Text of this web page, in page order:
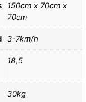
150cm x 70cm x
70cm
3-7km/h
18,5
30kg